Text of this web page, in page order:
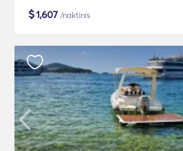
$1,607 /naktinis